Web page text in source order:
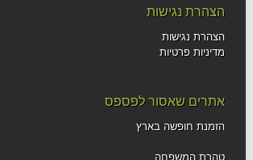
הצהרת נגישות
הצהרת נגישות
מדיניות פרטיות
אתרים שאסור לפספס
הזמנת חופשה בארץ
טהרת המשפחה